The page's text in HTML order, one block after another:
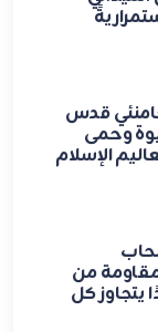
قدس
وحمى
الإسلام
من
يتجاوز كل